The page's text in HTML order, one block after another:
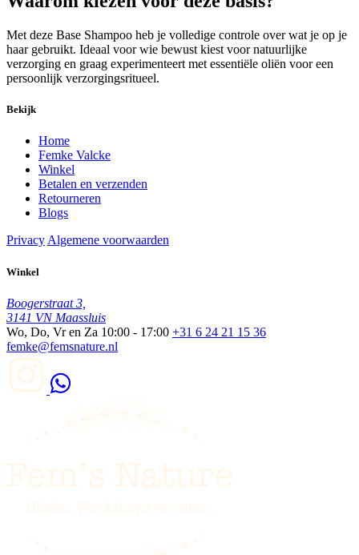
Met deze Base Shampoo heb je volledige controle over wat je op je
haar gebruikt. Ideaal voor wie bewust kiest voor natuurlijke
verzorging en graag experimenteert met essentiële oliën voor een
persoonlijk verzorgingsritueel.
Bekijk
Home
Femke Valcke
Winkel
Betalen en verzenden
Retourneren
Blogs
PrivacyAlgemene voorwaarden
Winkel
Boogerstraat 3,
3141 VN Maassluis
Wo, Do, Vr en Za 10:00 - 17:00 +31 6 24 21 15 36
femke@femsnature.nl